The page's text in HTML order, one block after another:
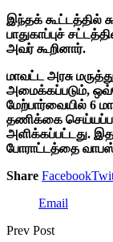
இந்தக் கூட்டத்தில்
பாதுகாப்புச்
அவர் கூறினார்.
மாவட்ட அரசு
அமைக்கப்படும்,
மேற்பார்வையில் 6
தணிக்கை
அளிக்கப்பட்டது.
போராட்டத்தை
Share Facebook
Email
Prev Post